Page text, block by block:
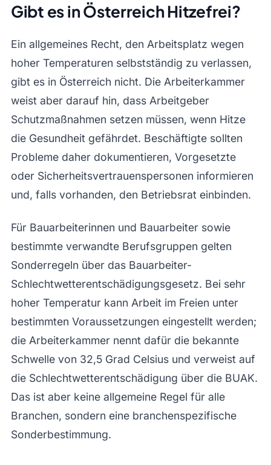
Gibt es in Österreich Hitzefrei?
Ein allgemeines Recht, den Arbeitsplatz wegen
hoher Temperaturen selbstständig zu verlassen,
gibt es in Österreich nicht. Die Arbeiterkammer
weist aber darauf hin, dass Arbeitgeber
Schutzmaßnahmen setzen müssen, wenn Hitze
die Gesundheit gefährdet. Beschäftigte sollten
Probleme daher dokumentieren, Vorgesetzte
oder Sicherheitsvertrauenspersonen informieren
und, falls vorhanden, den Betriebsrat einbinden.
Für Bauarbeiterinnen und Bauarbeiter sowie
bestimmte verwandte Berufsgruppen gelten
Sonderregeln über das Bauarbeiter-
Schlechtwetterentschädigungsgesetz. Bei sehr
hoher Temperatur kann Arbeit im Freien unter
bestimmten Voraussetzungen eingestellt werden;
die Arbeiterkammer nennt dafür die bekannte
Schwelle von 32,5 Grad Celsius und verweist auf
die Schlechtwetterentschädigung über die BUAK.
Das ist aber keine allgemeine Regel für alle
Branchen, sondern eine branchenspezifische
Sonderbestimmung.